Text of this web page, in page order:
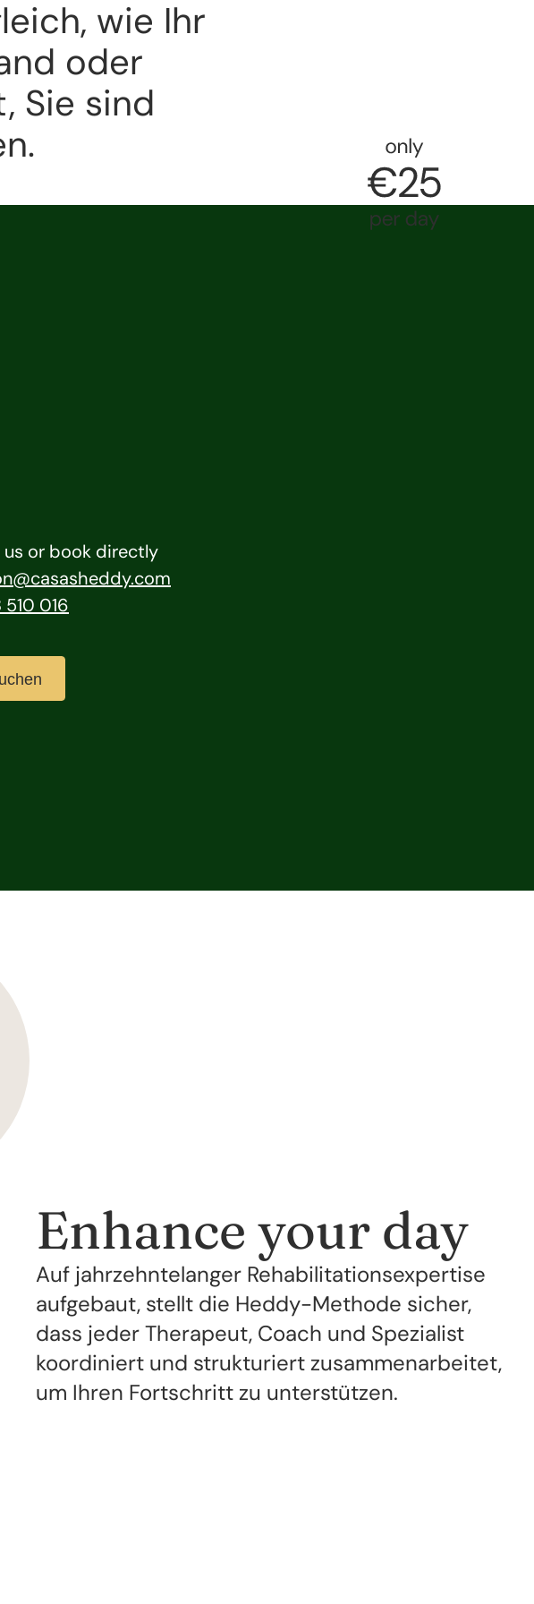
wie Ihr
oder
Sie sind
or book directly
016
Enhance your day
Auf jahrzehntelanger Rehabilitationsexpertise
aufgebaut, stellt die Heddy-Methode sicher,
dass jeder Therapeut, Coach und Spezialist
koordiniert und strukturiert zusammenarbeitet,
um Ihren Fortschritt zu unterstützen.